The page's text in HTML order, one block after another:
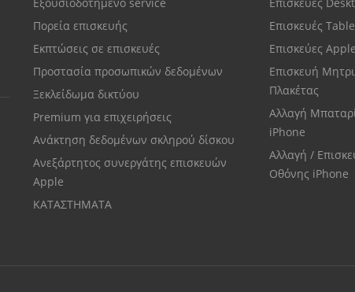
Πορεία επισκευής
Εκπτώσεις σε επισκευές
Προστασία προσωπικών δεδομένων
Ξεκλείδωμα δικτύου
Premium για επιχειρήσεις
Ανάκτηση δεδομένων σκληρού δίσκου
Ανεξάρτητος συνεργάτης επισκευών
Apple
ΚΑΤΑΣΤΗΜΑΤΑ
Επισκευές
Επισκεύες
Επισκευή
Πλακέτας
Αλλαγή
iPhone
Αλλαγή /
Οθόνης iPhone